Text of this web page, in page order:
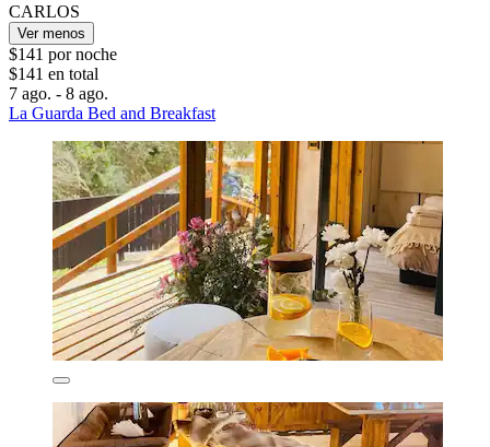
CARLOS
Ver menos
$141 por noche
$141 en total
7 ago. - 8 ago.
La Guarda Bed and Breakfast